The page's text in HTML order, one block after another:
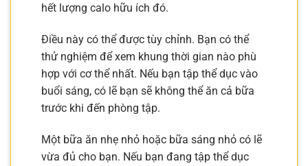
hết lượng calo hữu ích đó.
Điều này có thể được tùy chỉnh. Bạn có thể
thử nghiệm để xem khung thời gian nào phù
hợp với cơ thể nhất. Nếu bạn tập thể dục vào
buổi sáng, có lẽ bạn sẽ không thể ăn cả bữa
trước khi đến phòng tập.
Một bữa ăn nhẹ nhỏ hoặc bữa sáng nhỏ có lẽ
vừa đủ cho bạn. Nếu bạn đang tập thể dục